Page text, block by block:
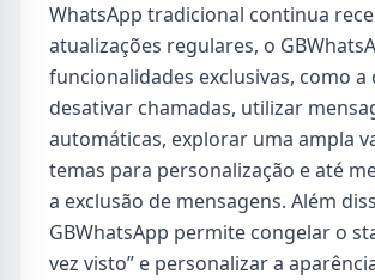
WhatsApp tradicional continua
atualizações regulares, o
funcionalidades exclusivas, como a
desativar chamadas, utilizar
automáticas, explorar uma ampla
temas para personalização e até
a exclusão de mensagens. Além
GBWhatsApp permite congelar o
vez visto” e personalizar a